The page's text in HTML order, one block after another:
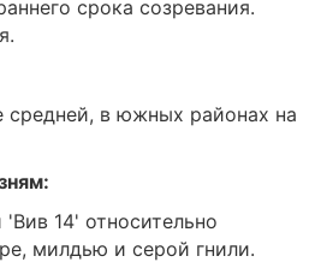
срока созревания.
в южных районах на
14' относительно
милдью и серой гнили.